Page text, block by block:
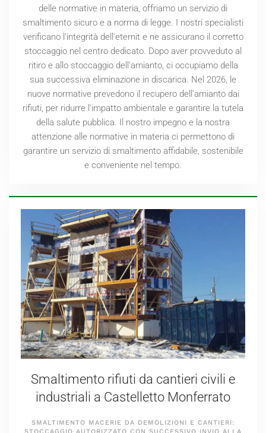
delle normative in materia, offriamo un servizio di
smaltimento sicuro e a norma di legge. I nostri specialisti
verificano l'integrità dell'eternit e ne assicurano il corretto
stoccaggio nel centro dedicato. Dopo aver provveduto al
ritiro e allo stoccaggio dell'amianto, ci occupiamo della
sua successiva eliminazione in discarica. Nel 2026, le
nuove normative prevedono il recupero dell'amianto dai
rifiuti, per ridurre l'impatto ambientale e garantire la tutela
della salute pubblica. Il nostro impegno e la nostra
attenzione alle normative in materia ci permettono di
garantire un servizio di smaltimento affidabile, sostenibile
e conveniente nel tempo.
Smaltimento rifiuti da cantieri civili e
industriali a Castelletto Monferrato
SMALTIMENTO MACERIE DA DEMOLIZIONI E CANTIERI: